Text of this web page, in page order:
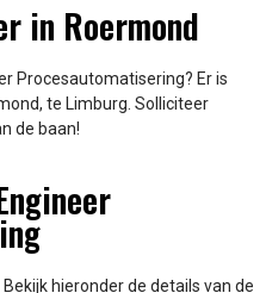
in Roermond
Procesautomatisering? Er is
te Limburg. Solliciteer
de baan!
hieronder de details van de